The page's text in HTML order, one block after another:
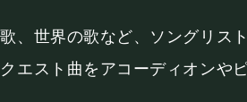
、世界の歌など、ソングリス
エスト曲をアコーディオンや